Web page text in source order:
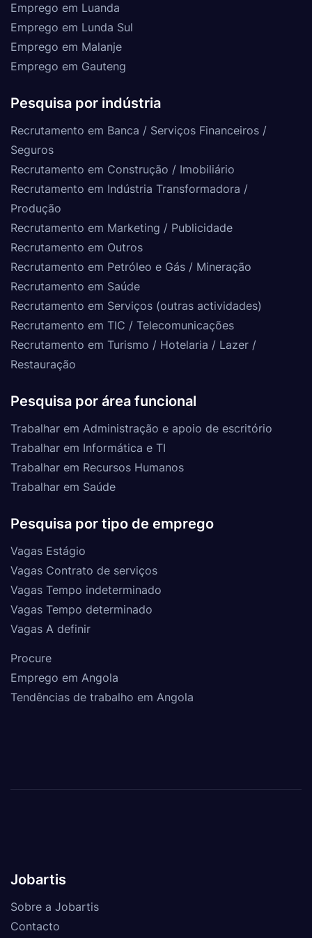
Emprego em Luanda
Emprego em Lunda Sul
Emprego em Malanje
Emprego em Gauteng
Pesquisa por indústria
Recrutamento em Banca / Serviços Financeiros /
Seguros
Recrutamento em Construção / Imobiliário
Recrutamento em Indústria Transformadora /
Produção
Recrutamento em Marketing / Publicidade
Recrutamento em Outros
Recrutamento em Petróleo e Gás / Mineração
Recrutamento em Saúde
Recrutamento em Serviços (outras actividades)
Recrutamento em TIC / Telecomunicações
Recrutamento em Turismo / Hotelaria / Lazer /
Restauração
Pesquisa por área funcional
Trabalhar em Administração e apoio de escritório
Trabalhar em Informática e TI
Trabalhar em Recursos Humanos
Trabalhar em Saúde
Pesquisa por tipo de emprego
Vagas Estágio
Vagas Contrato de serviços
Vagas Tempo indeterminado
Vagas Tempo determinado
Vagas A definir
Procure
Emprego em Angola
Tendências de trabalho em Angola
Jobartis
Sobre a Jobartis
Contacto